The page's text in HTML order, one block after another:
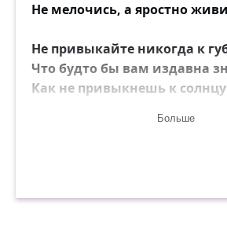
Не мелочись, а яростно
Не привыкайте никогда к
Что будто бы вам издавна
Как не привыкнешь к
Но если вдруг вам выпала
Больше